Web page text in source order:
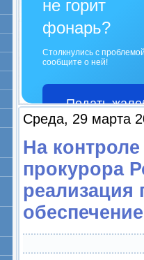
не горит
фонарь?
Столкнулись с
сообщите о ней!
Подать
Среда, 29 марта
На
прокурора
реализация